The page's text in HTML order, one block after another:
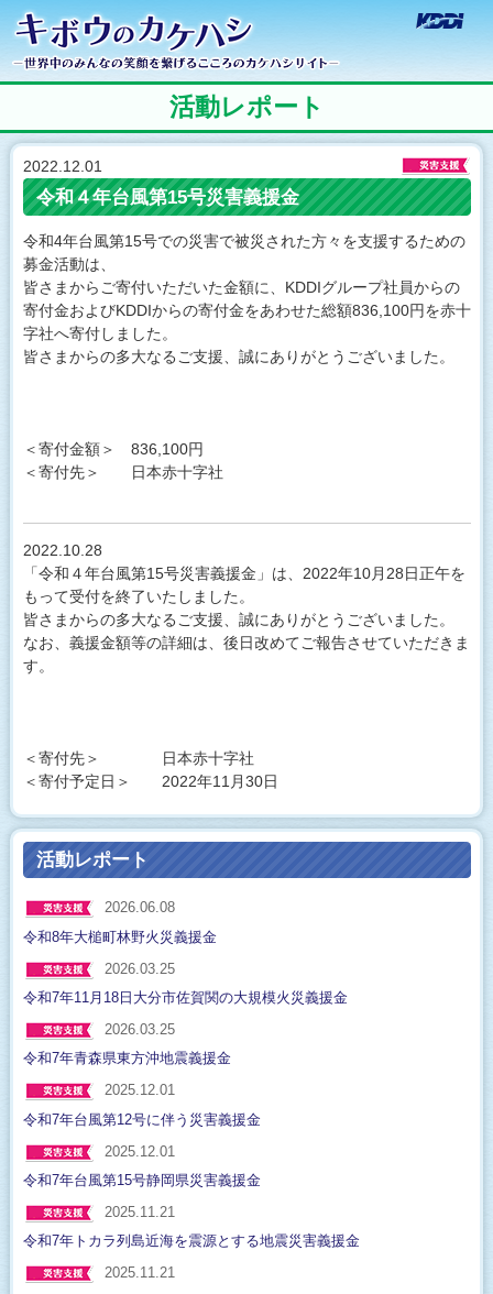
キボウのカケハシ
活動レポート
2022.12.01
令和４年台風第15号災害義援金
令和4年台風第15号での災害で被災された方々を支援するための
募金活動は、
皆さまからご寄付いただいた金額に、KDDIグループ社員からの
寄付金およびKDDIからの寄付金をあわせた総額836,100円を赤十
字社へ寄付しました。
皆さまからの多大なるご支援、誠にありがとうございました。
＜寄付金額＞ 836,100円
＜寄付先＞ 日本赤十字社
2022.10.28
「令和４年台風第15号災害義援金」は、2022年10月28日正午を
もって受付を終了いたしました。
皆さまからの多大なるご支援、誠にありがとうございました。
なお、義援金額等の詳細は、後日改めてご報告させていただきま
す。
＜寄付先＞ 日本赤十字社
＜寄付予定日＞ 2022年11月30日
活動レポート
2026.06.08
令和8年大槌町林野火災義援金
2026.03.25
令和7年11月18日大分市佐賀関の大規模火災義援金
2026.03.25
令和7年青森県東方沖地震義援金
2025.12.01
令和7年台風第12号に伴う災害義援金
2025.12.01
令和7年台風第15号静岡県災害義援金
2025.11.21
令和7年トカラ列島近海を震源とする地震災害義援金
2025.11.21